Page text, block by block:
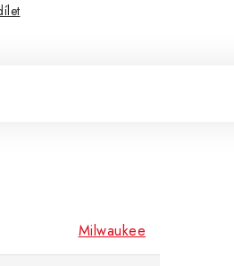
Milwaukee